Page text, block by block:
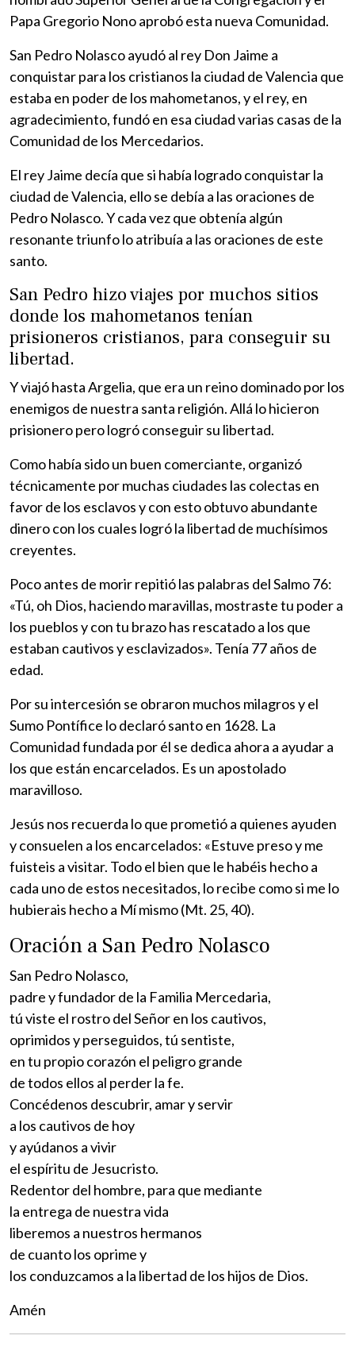
Papa Gregorio Nono aprobó esta nueva Comunidad.
San Pedro Nolasco ayudó al rey Don Jaime a
conquistar para los cristianos la ciudad de Valencia que
estaba en poder de los mahometanos, y el rey, en
agradecimiento, fundó en esa ciudad varias casas de la
Comunidad de los Mercedarios.
El rey Jaime decía que si había logrado conquistar la
ciudad de Valencia, ello se debía a las oraciones de
Pedro Nolasco. Y cada vez que obtenía algún
resonante triunfo lo atribuía a las oraciones de este
santo.
San Pedro hizo viajes por muchos sitios
donde los mahometanos tenían
prisioneros cristianos, para conseguir su
libertad.
Y viajó hasta Argelia, que era un reino dominado por los
enemigos de nuestra santa religión. Allá lo hicieron
prisionero pero logró conseguir su libertad.
Como había sido un buen comerciante, organizó
técnicamente por muchas ciudades las colectas en
favor de los esclavos y con esto obtuvo abundante
dinero con los cuales logró la libertad de muchísimos
creyentes.
Poco antes de morir repitió las palabras del Salmo 76:
«Tú, oh Dios, haciendo maravillas, mostraste tu poder a
los pueblos y con tu brazo has rescatado a los que
estaban cautivos y esclavizados». Tenía 77 años de
edad.
Por su intercesión se obraron muchos milagros y el
Sumo Pontífice lo declaró santo en 1628. La
Comunidad fundada por él se dedica ahora a ayudar a
los que están encarcelados. Es un apostolado
maravilloso.
Jesús nos recuerda lo que prometió a quienes ayuden
y consuelen a los encarcelados: «Estuve preso y me
fuisteis a visitar. Todo el bien que le habéis hecho a
cada uno de estos necesitados, lo recibe como si me lo
hubierais hecho a Mí mismo (Mt. 25, 40).
Oración a San Pedro Nolasco
San Pedro Nolasco,
padre y fundador de la Familia Mercedaria,
tú viste el rostro del Señor en los cautivos,
oprimidos y perseguidos, tú sentiste,
en tu propio corazón el peligro grande
de todos ellos al perder la fe.
Concédenos descubrir, amar y servir
a los cautivos de hoy
y ayúdanos a vivir
el espíritu de Jesucristo.
Redentor del hombre, para que mediante
la entrega de nuestra vida
liberemos a nuestros hermanos
de cuanto los oprime y
los conduzcamos a la libertad de los hijos de Dios.
Amén